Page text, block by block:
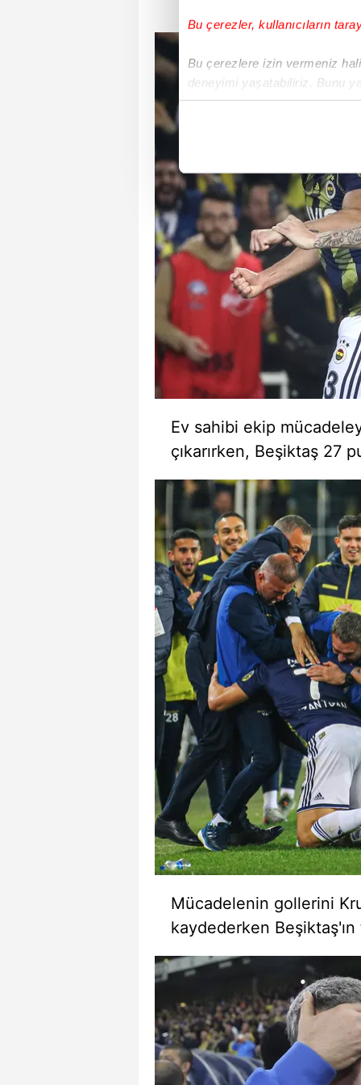
Bu çerezler, kullanıcıların
Bu çerezlere izin vermeniz
deneyimi yaşatabiliriz. Bunu
içerikleri sunabilmek adına
Sizlere daha iyi bir hizmet
çerezler vasıtasıyla çeşitli
amacıyla kullanılmaktadır.
reklam/pazarlama faaliyetlerinin
Çerezlere ilişkin tercihlerinizi
butonuna tıklayabilir,
Çerez
6698 sayılı Kişisel Verilerin
mevzuata uygun olarak
Ev sahibi ekip
çıkarırken, Beşiktaş 27
Mücadelenin gollerini
kaydederken